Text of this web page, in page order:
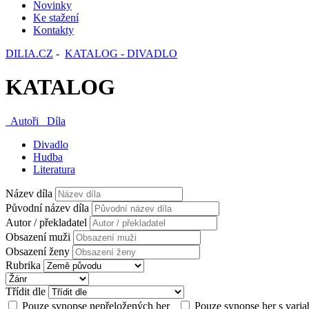
Novinky
Ke stažení
Kontakty
DILIA.CZ - KATALOG - DIVADLO
KATALOG
Autoři
Díla
Divadlo
Hudba
Literatura
Název díla
Původní název díla
Autor / překladatel
Obsazení muži
Obsazení ženy
Rubrika
Třídit dle
Pouze synopse nepřeložených her
Pouze synopse her s